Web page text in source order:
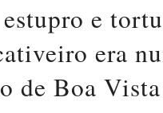
e
era
de Boa